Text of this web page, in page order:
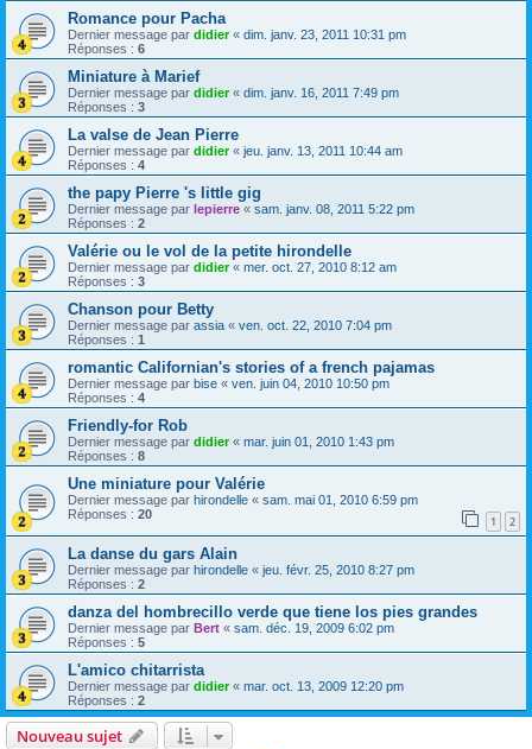
Romance pour Pacha
Dernier message par didier« dim. janv. 23, 2011 10:31 pm
Réponses : 6
Miniature à Marief
Dernier message par didier« dim. janv. 16, 2011 7:49 pm
Réponses : 3
La valse de Jean Pierre
Dernier message par didier« jeu. janv. 13, 2011 10:44 am
Réponses : 4
the papy Pierre 's little gig
Dernier message par lepierre « sam. janv. 08, 2011 5:22 pm
Réponses : 2
Valérie ou le vol de la petite hirondelle
Dernier message par didier« mer. oct. 27, 2010 8:12 am
Réponses : 3
Chanson pour Betty
Dernier message par assia « ven. oct. 22, 2010 7:04 pm
Réponses : 1
romantic Californian's stories of a french pajamas
Dernier message par bise « ven. juin 04, 2010 10:50 pm
Réponses : 4
Friendly-for Rob
Dernier message par didier« mar. juin 01, 2010 1:43 pm
Réponses : 8
Une miniature pour Valérie
Dernier message par hirondelle « sam. mai 01, 2010 6:59 pm
Réponses : 20 1 2
La danse du gars Alain
Dernier message par hirondelle « jeu. févr. 25, 2010 8:27 pm
Réponses : 2
danza del hombrecillo verde que tiene los pies grandes
Dernier message par Bert « sam. déc. 19, 2009 6:02 pm
Réponses : 5
L'amico chitarrista
Dernier message par didier« mar. oct. 13, 2009 12:20 pm
Réponses : 2
Nouveau sujet